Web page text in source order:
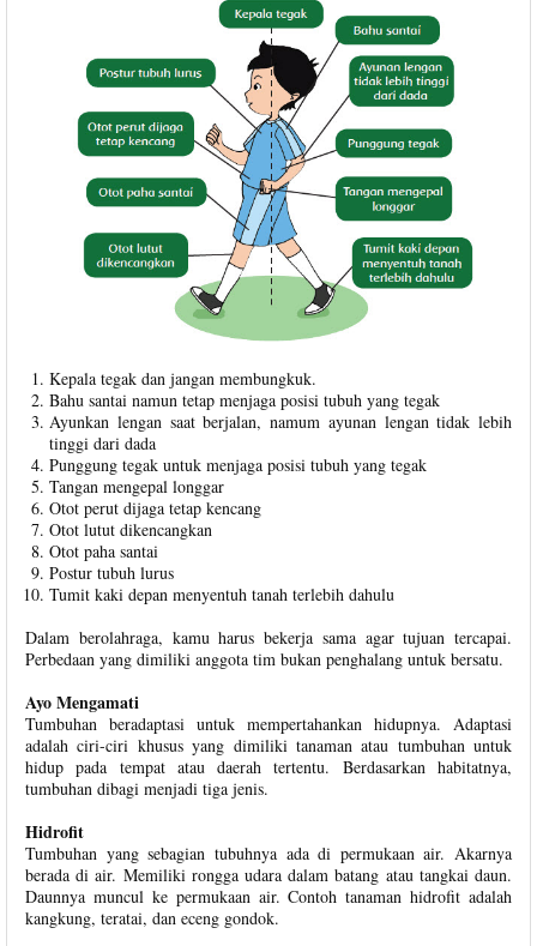
Kepala tegak dan jangan membungkuk.
Bahu santai namun tetap menjaga posisi tubuh yang tegak
Ayunkan lengan saat berjalan, namum ayunan lengan tidak lebih
tinggi dari dada
Punggung tegak untuk menjaga posisi tubuh yang tegak
Tangan mengepal longgar
Otot perut dijaga tetap kencang
Otot lutut dikencangkan
Otot paha santai
Postur tubuh lurus
Tumit kaki depan menyentuh tanah terlebih dahulu
Dalam berolahraga, kamu harus bekerja sama agar tujuan tercapai.
Perbedaan yang dimiliki anggota tim bukan penghalang untuk bersatu.
Ayo Mengamati
Tumbuhan beradaptasi untuk mempertahankan hidupnya. Adaptasi
adalah ciri-ciri khusus yang dimiliki tanaman atau tumbuhan untuk
hidup pada tempat atau daerah tertentu. Berdasarkan habitatnya,
tumbuhan dibagi menjadi tiga jenis.
Hidrofit
Tumbuhan yang sebagian tubuhnya ada di permukaan air. Akarnya
berada di air. Memiliki rongga udara dalam batang atau tangkai daun.
Daunnya muncul ke permukaan air. Contoh tanaman hidrofit adalah
kangkung, teratai, dan eceng gondok.